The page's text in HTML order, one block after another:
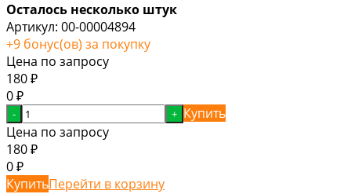
Осталось несколько штук
Артикул: 00-00004894
+9 бонус(ов) за покупку
Цена по запросу
180 ₽
0 ₽
- + Купить
Цена по запросу
180 ₽
0 ₽
КупитьПерейти в корзину